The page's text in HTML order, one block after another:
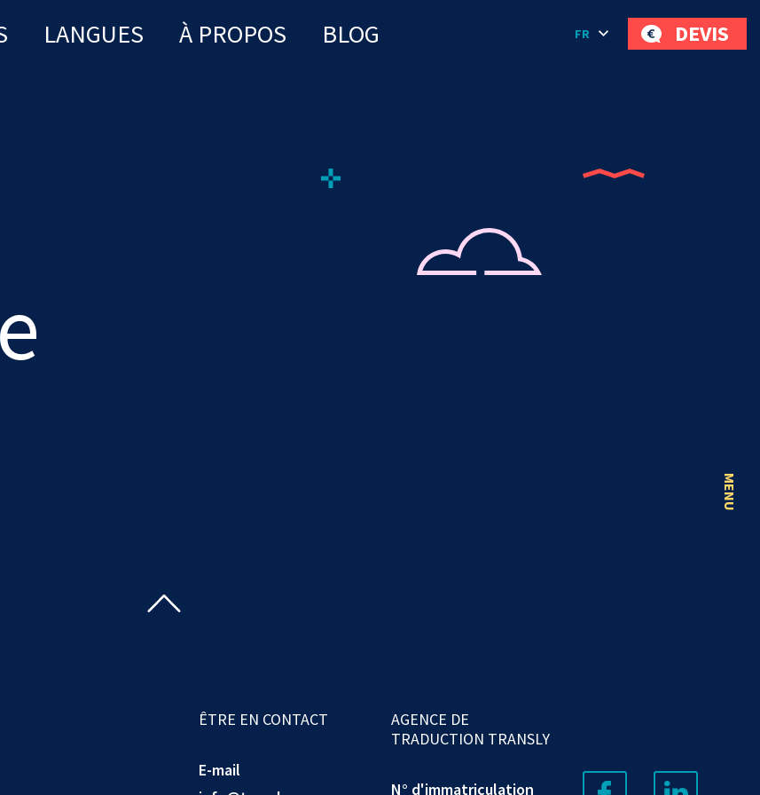
LANGUES À PROPOS BLOG FR DEVIS
ÊTRE EN CONTACT
E-mail
AGENCE DE
TRADUCTION TRANSLY
N° d'immatriculation
MENU